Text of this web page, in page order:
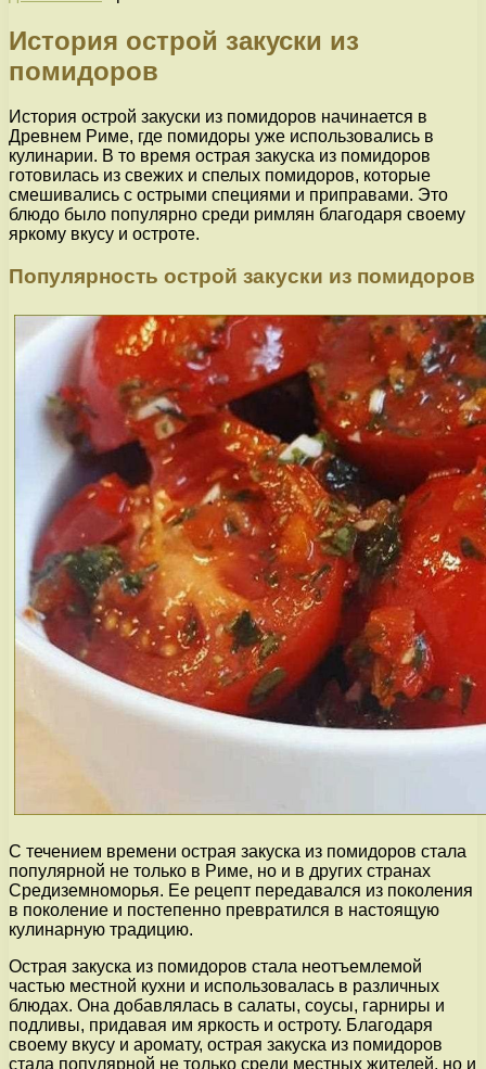
История острой закуски из
помидоров
История острой закуски из помидоров начинается в
Древнем Риме, где помидоры уже использовались в
кулинарии. В то время острая закуска из помидоров
готовилась из свежих и спелых помидоров, которые
смешивались с острыми специями и приправами. Это
блюдо было популярно среди римлян благодаря своему
яркому вкусу и остроте.
Популярность острой закуски из помидоров
С течением времени острая закуска из помидоров стала
популярной не только в Риме, но и в других странах
Средиземноморья. Ее рецепт передавался из поколения
в поколение и постепенно превратился в настоящую
кулинарную традицию.
Острая закуска из помидоров стала неотъемлемой
частью местной кухни и использовалась в различных
блюдах. Она добавлялась в салаты, соусы, гарниры и
подливы, придавая им яркость и остроту. Благодаря
своему вкусу и аромату, острая закуска из помидоров
стала популярной не только среди местных жителей, но и